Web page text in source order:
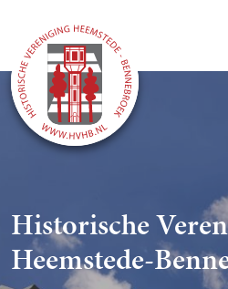
Historische
Heemstede-